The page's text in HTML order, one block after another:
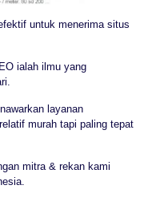
untuk menerima situs
ialah ilmu yang
layanan
murah tapi paling tepat
mitra & rekan kami